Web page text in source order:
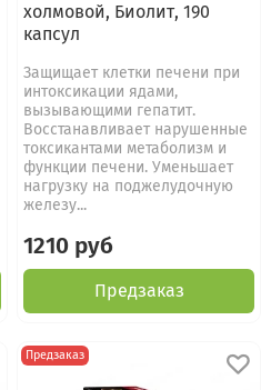
холмовой, Биолит, 190
капсул
Защищает клетки печени при
интоксикации ядами,
вызывающими гепатит.
Восстанавливает нарушенные
токсикантами метаболизм и
функции печени. Уменьшает
нагрузку на поджелудочную
железу...
1210 руб
Предзаказ
Предзаказ